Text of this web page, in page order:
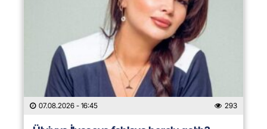
07.08.2026 - 16:45 293